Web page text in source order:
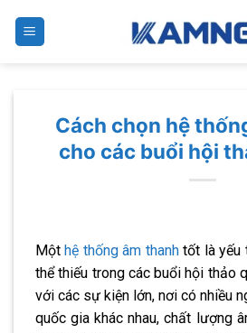
Cách chọn hệ
cho các buổi hội
Mộthệ thống âm thanhtốt là yếu
thể thiếu trong các buổi hội thảo
với các sự kiện lớn, nơi có nhiều
quốc gia khác nhau, chất lượng